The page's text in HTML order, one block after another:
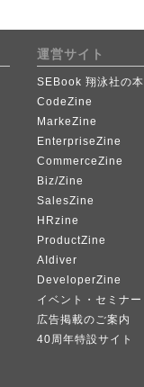
運営サイト
SEBook 翔泳社の本
CodeZine
MarkeZine
EnterpriseZine
CommerceZine
Biz/Zine
SalesZine
HRzine
ProductZine
AIdiver
DeveloperZine
イベント・セミナー
広告掲載のご案内
40周年特設サイト